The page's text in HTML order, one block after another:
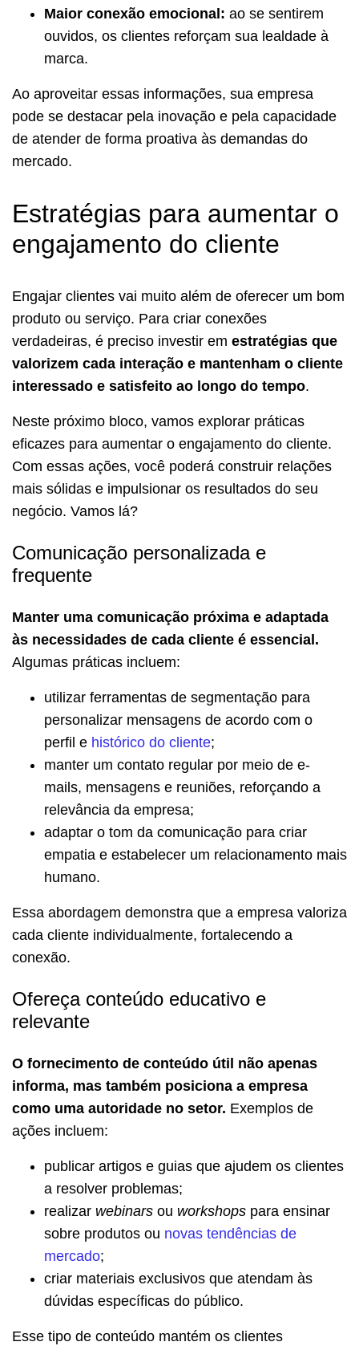
Maior conexão emocional: ao se sentirem
ouvidos, os clientes reforçam sua lealdade à
marca.
Ao aproveitar essas informações, sua empresa
pode se destacar pela inovação e pela capacidade
de atender de forma proativa às demandas do
mercado.
Estratégias para aumentar o
engajamento do cliente
Engajar clientes vai muito além de oferecer um bom
produto ou serviço. Para criar conexões
verdadeiras, é preciso investir em estratégias que
valorizem cada interação e mantenham o cliente
interessado e satisfeito ao longo do tempo.
Neste próximo bloco, vamos explorar práticas
eficazes para aumentar o engajamento do cliente.
Com essas ações, você poderá construir relações
mais sólidas e impulsionar os resultados do seu
negócio. Vamos lá?
Comunicação personalizada e
frequente
Manter uma comunicação próxima e adaptada
às necessidades de cada cliente é essencial.
Algumas práticas incluem:
utilizar ferramentas de segmentação para
personalizar mensagens de acordo com o
perfil e histórico do cliente;
manter um contato regular por meio de e-
mails, mensagens e reuniões, reforçando a
relevância da empresa;
adaptar o tom da comunicação para criar
empatia e estabelecer um relacionamento mais
humano.
Essa abordagem demonstra que a empresa valoriza
cada cliente individualmente, fortalecendo a
conexão.
Ofereça conteúdo educativo e
relevante
O fornecimento de conteúdo útil não apenas
informa, mas também posiciona a empresa
como uma autoridade no setor. Exemplos de
ações incluem:
publicar artigos e guias que ajudem os clientes
a resolver problemas;
realizar webinars ou workshops para ensinar
sobre produtos ou novas tendências de
mercado;
criar materiais exclusivos que atendam às
dúvidas específicas do público.
Esse tipo de conteúdo mantém os clientes